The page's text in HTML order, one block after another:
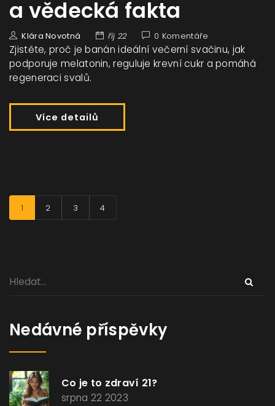
a vědecká fakta
Klára Novotná říj 22 0 Komentáře
Zjistěte, proč je banán ideální večerní svačinu, jak
podporuje melatonin, reguluje krevní cukr a pomáhá
regeneraci svalů.
Více detailů
1 2 3 4
Nedávné příspěvky
Co je to zdraví 21?
srpna 22 2023